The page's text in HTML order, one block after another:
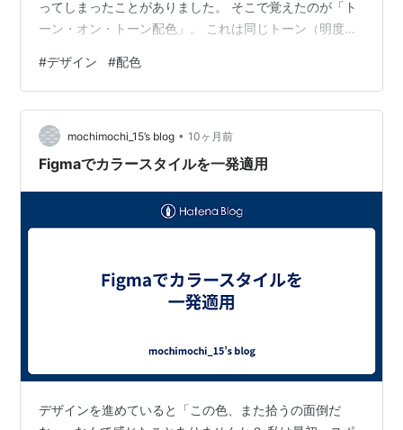
ってしまったことがありました。 そこで覚えたのが「ト
ーン・オン・トーン配色」。 これは同じトーン（明度や
や統一感を出したいときにとっても役立ちます。 具体的
なステップとしては、まずベースカラーを一色決めた
ら、カラーツール（Adobe Colorなど）で同じトーンの色
を選んで並べるだけ。 たとえば落ち着いたブルーをベー
スにしたら、くすんだグリーンやグレーを組み合わせる
#デザイン #配色
mochimochi_15’s blog • 10ヶ月前
Figmaでカラースタイルを一発適用
デザインを進めていると「この色、また拾うの面倒だ